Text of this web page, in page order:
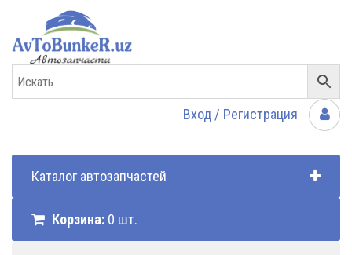
Вход / Регистрация
Каталог автозапчастей
Корзина: 0 шт.